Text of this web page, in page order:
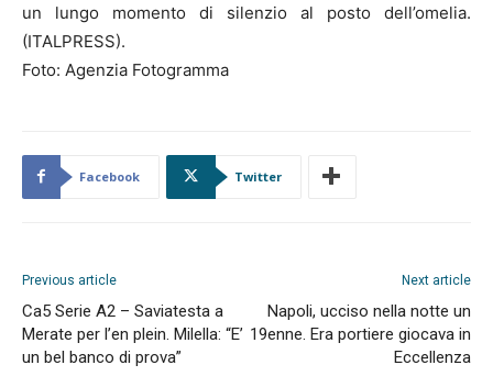
un lungo momento di silenzio al posto dell’omelia.
(ITALPRESS).
Foto: Agenzia Fotogramma
Facebook Twitter
Previous article
Ca5 Serie A2 – Saviatesta a
Merate per l’en plein. Milella: “E’
un bel banco di prova”
Next article
Napoli, ucciso nella notte un
19enne. Era portiere giocava in
Eccellenza